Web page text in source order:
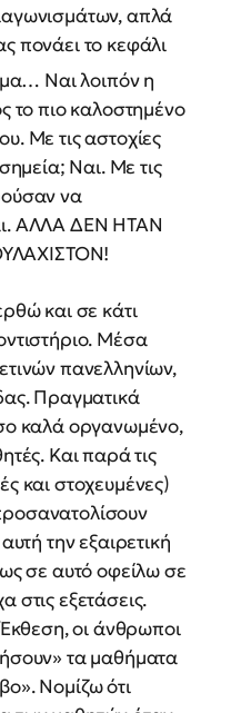
απλά
πονάει το κεφάλι
Ναι λοιπόν η
το πιο καλοστημένο
Με τις αστοχίες
Ναι. Με τις
να
ΑΛΛΑ ΔΕΝ ΗΤΑΝ
και σε κάτι
Μέσα
πανελληνίων,
Πραγματικά
καλά οργανωμένο,
Και παρά τις
και στοχευμένες)
την εξαιρετική
σε αυτό οφείλω σε
στις εξετάσεις.
οι άνθρωποι
τα μαθήματα
Νομίζω ότι